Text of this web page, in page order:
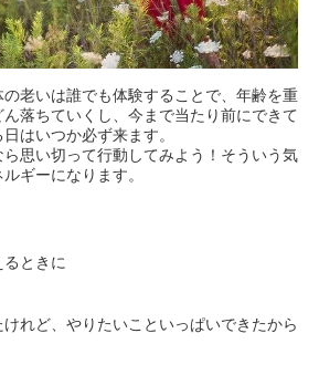
老いは誰でも体験することで、年齢を重
落ちていくし、今まで当たり前にできて
はいつか必ず来ます。
思い切って行動してみよう！そういう気
ギーになります。
ときに
けれど、やりたいこといっぱいできたから